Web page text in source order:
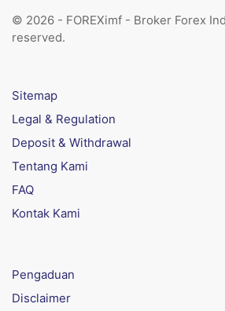
© 2026 - FOREXimf - Broker Forex
reserved.
Sitemap
Legal & Regulation
Deposit & Withdrawal
Tentang Kami
FAQ
Kontak Kami
Pengaduan
Disclaimer